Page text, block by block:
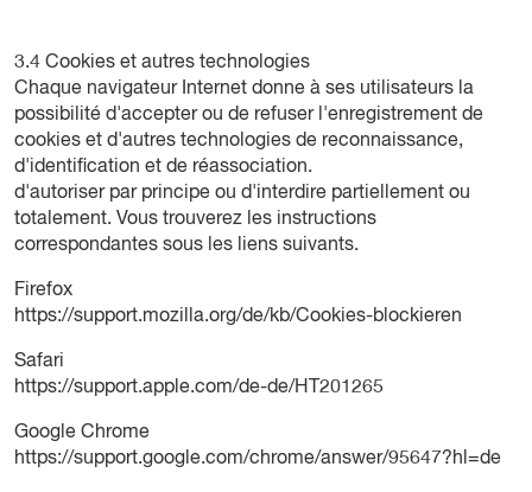
3.4 Cookies et autres technologies
Chaque navigateur Internet donne à ses utilisateurs la
possibilité d'accepter ou de refuser l'enregistrement de
cookies et d'autres technologies de reconnaissance,
d'identification et de réassociation.
d'autoriser par principe ou d'interdire partiellement ou
totalement. Vous trouverez les instructions
correspondantes sous les liens suivants.
Firefox
https://support.mozilla.org/de/kb/Cookies-blockieren
Safari
https://support.apple.com/de-de/HT201265
Google Chrome
https://support.google.com/chrome/answer/95647?hl=de